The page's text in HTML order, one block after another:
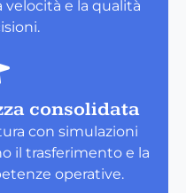
e la qualità
consolidata
con simulazioni
il trasferimento e la
operative.